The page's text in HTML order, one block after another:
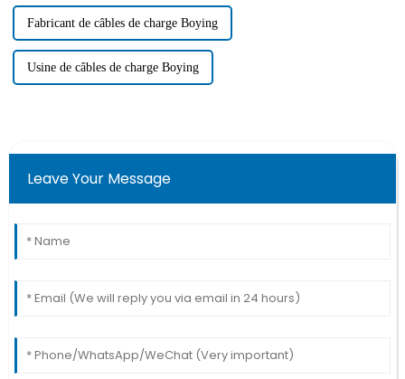
Fabricant de câbles de charge Boying
Usine de câbles de charge Boying
Leave Your Message